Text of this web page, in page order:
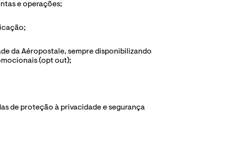
e operações;
da Aéropostale, sempre disponibilizando
(opt out);
de proteção à privacidade e segurança